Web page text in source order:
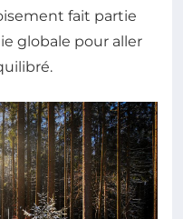
fait partie
globale pour aller